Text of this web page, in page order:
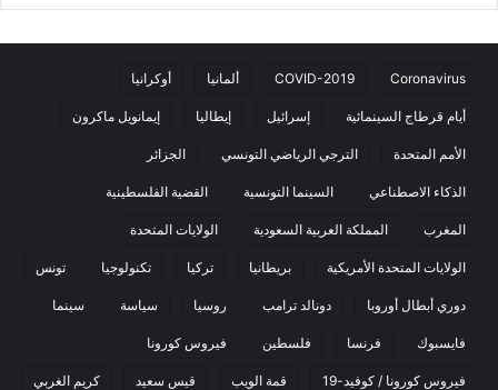
Coronavirus
COVID-2019 ألمانيا أوكرانيا
أيام قرطاج السينمائية إسرائيل إيطاليا إيمانويل ماكرون
الأمم المتحدة الترجي الرياضي التونسي الجزائر
الذكاء الاصطناعي السينما التونسية القضية الفلسطينية
المغرب المملكة العربية السعودية الولايات المتحدة
الولايات المتحدة الأمريكية بريطانيا تركيا تكنولوجيا تونس
دوري أبطال أوروبا دونالد ترامب روسيا سياسة سينما
فايسبوك فرنسا فلسطين فيروس كورونا
فيروس كورونا / كوفيد-19 قمة الويب قيس سعيد كريم الغربي